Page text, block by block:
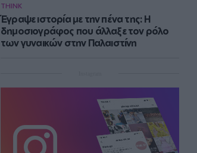
THINK
Έγραψε ιστορία με την πένα της: Η
δημοσιογράφος που άλλαξε τον ρόλο
των γυναικών στην Παλαιστίνη